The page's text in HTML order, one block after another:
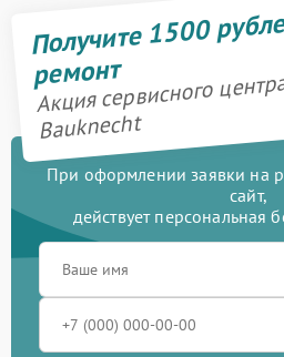
Получите 1500
ремонт
Акция сервисного
Bauknecht
При оформлении заявки на
сайт,
действует персональная